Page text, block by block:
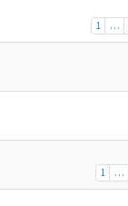
1 …
1 …